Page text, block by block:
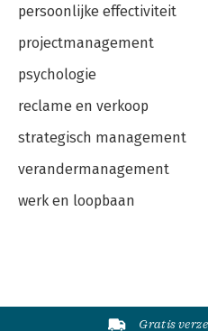
persoonlijke effectiviteit
projectmanagement
psychologie
reclame en verkoop
strategisch management
verandermanagement
werk en loopbaan
Gratis